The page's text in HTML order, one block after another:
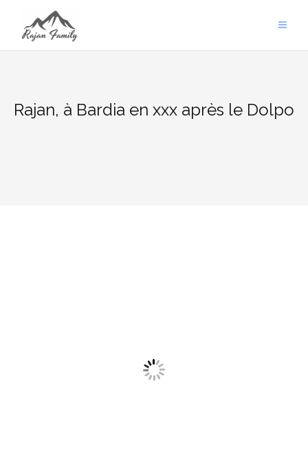
contenu
Rajan, à Bardia en xxx après le Dolpo